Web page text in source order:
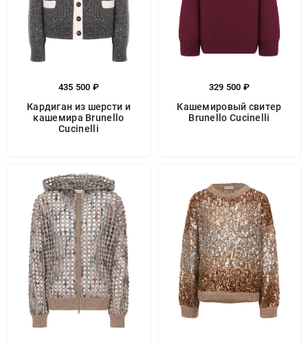
435 500 ₽
Кардиган из шерсти и
кашемира Brunello
Cucinelli
329 500 ₽
Кашемировый свитер
Brunello Cucinelli